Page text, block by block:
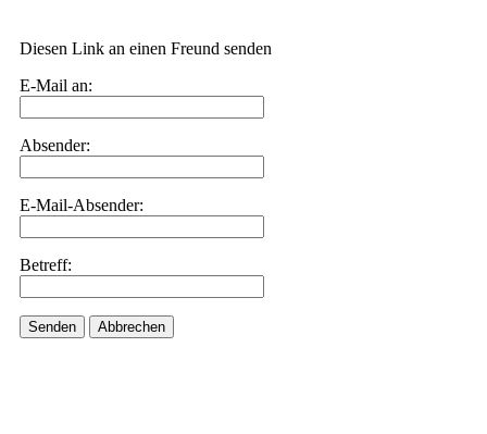
Diesen Link an einen Freund senden
E-Mail an:
Absender:
E-Mail-Absender:
Betreff:
Senden Abbrechen